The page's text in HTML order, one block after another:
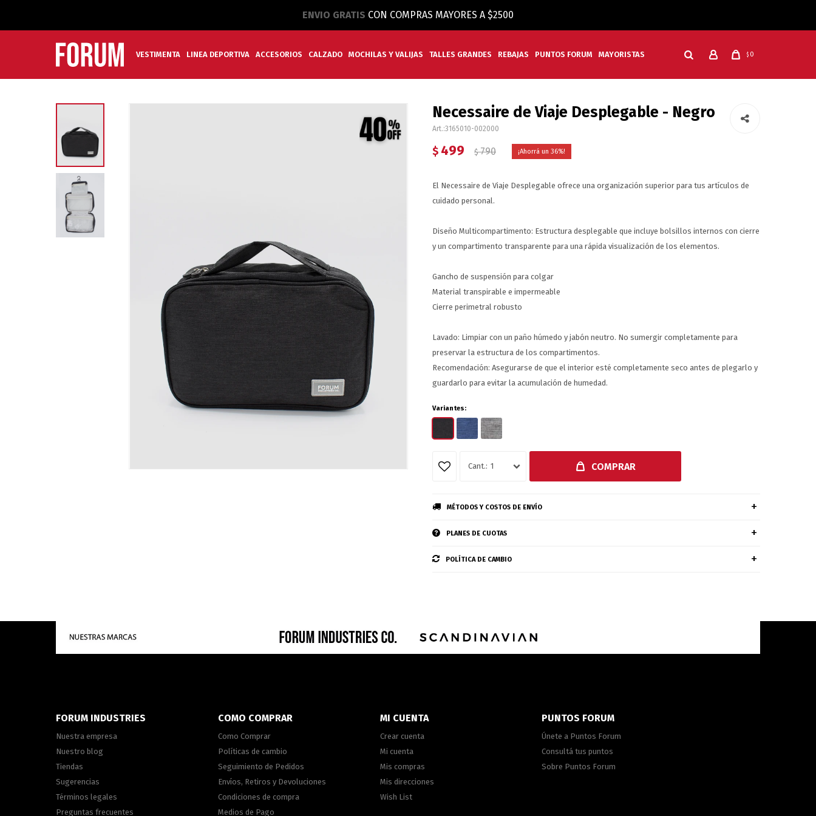
ENVIO GRATIS CON COMPRAS MAYORES A $2500
VESTIMENTA LINEA DEPORTIVA ACCESORIOS CALZADO MOCHILAS Y VALIJAS TALLES GRANDES REBAJAS PUNTOS FORUM MAYORISTAS $ 0
Necessaire de Viaje Desplegable - Negro
3165010-002000
$ 499 $ 790 36
El Necessaire de Viaje Desplegable ofrece una organización superior para tus artículos de
cuidado personal.
Diseño Multicompartimento: Estructura desplegable que incluye bolsillos internos con cierre
y un compartimento transparente para una rápida visualización de los elementos.
Gancho de suspensión para colgar
Material transpirable e impermeable
Cierre perimetral robusto
Lavado: Limpiar con un paño húmedo y jabón neutro. No sumergir completamente para
preservar la estructura de los compartimentos.
Recomendación: Asegurarse de que el interior esté completamente seco antes de plegarlo y
guardarlo para evitar la acumulación de humedad.
Variantes:
1 COMPRAR
MÉTODOS Y COSTOS DE ENVÍO
PLANES DE CUOTAS
POLÍTICA DE CAMBIO
FORUM INDUSTRIES
Nuestra empresa
Nuestro blog
Tiendas
Sugerencias
Términos legales
Preguntas frecuentes
COMO COMPRAR
Como Comprar
Políticas de cambio
Seguimiento de Pedidos
Envíos, Retiros y Devoluciones
Condiciones de compra
Medios de Pago
MI CUENTA
Crear cuenta
Mi cuenta
Mis compras
Mis direcciones
Wish List
PUNTOS FORUM
Únete a Puntos Forum
Consultá tus puntos
Sobre Puntos Forum